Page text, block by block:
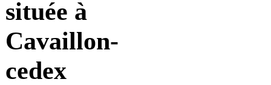
située à
Cavaillon-
cedex